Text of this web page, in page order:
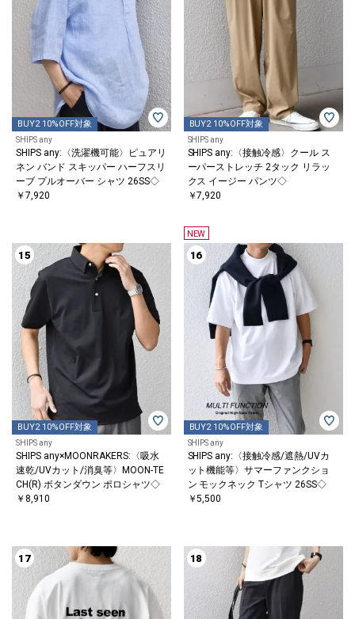
BUY2 10%OFF対象
SHIPS any
SHIPS any:〈洗濯機可能〉ピュアリ
ネン バンド スキッパー ハーフスリ
ーブ プルオーバー シャツ 26SS◇
￥7,920
BUY2 10%OFF対象
SHIPS any
SHIPS any:〈接触冷感〉クール ス
ーパーストレッチ 2タック リラッ
クス イージー パンツ◇
￥7,920
BUY2 10%OFF対象
15
SHIPS any
SHIPS any×MOONRAKERS:〈吸水
速乾/UVカット/消臭等〉MOON-TE
CH(R) ボタンダウン ポロシャツ◇
￥8,910
NEW
BUY2 10%OFF対象
16
SHIPS any
SHIPS any:〈接触冷感/遮熱/UVカ
ット機能等〉サマーファンクショ
ン モックネック Tシャツ 26SS◇
￥5,500
17 18